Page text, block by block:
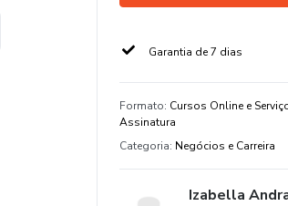
Garantia de 7 dias
Formato: Cursos Online e
Assinatura
Categoria: Negócios e Carreira
Izabella